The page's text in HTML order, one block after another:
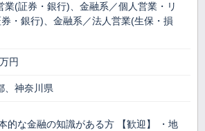
業(証券・銀行)、金融系／個人営業・リ
・銀行)、金融系／法人営業(生保・損
円
、神奈川県
的な金融の知識がある方 【歓迎】 ・地